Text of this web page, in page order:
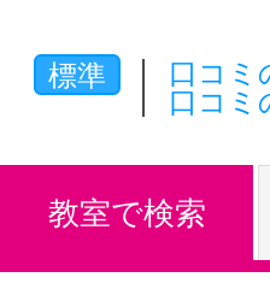
標準
口コミ
口コミ
教室で検索